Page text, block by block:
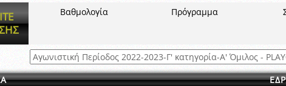
γραπτών εξετάσεων Σεμιναρίου προεπιλογής Διαιτητών και
ομάδων ανα όμιλο
Βαθμολογία Πρόγραμμα